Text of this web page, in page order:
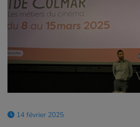
14 février 2025